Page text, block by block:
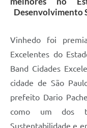
Legislação
Serviços Online
Desenvolvimento
Vinhedo foi
Excelentes do
Band Cidades
cidade de São
prefeito Dario
como um dos
Sustentabilidade e